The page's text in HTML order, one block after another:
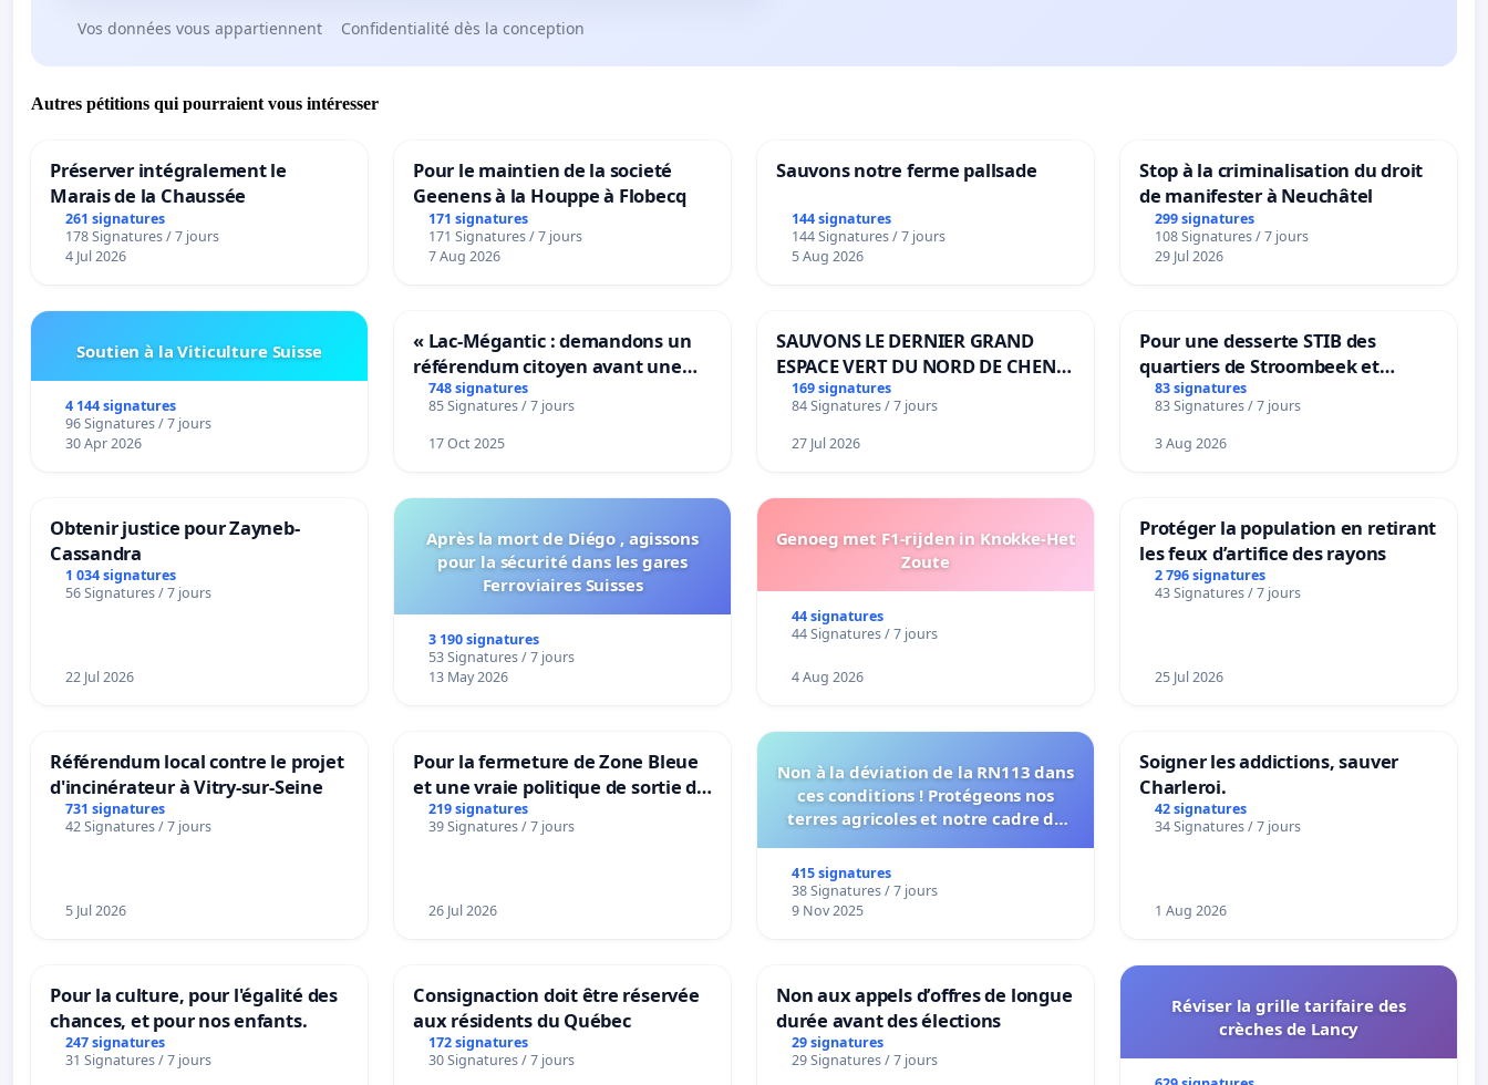
Vos données vous appartiennent Confidentialité dès la conception
Autres pétitions qui pourraient vous intéresser
Préserver intégralement le
Marais de la Chaussée
261 signatures
178 Signatures / 7 jours
4 Jul 2026
Pour le maintien de la societé
Geenens à la Houppe à Flobecq
171 signatures
171 Signatures / 7 jours
7 Aug 2026
Sauvons notre ferme pallsade
144 signatures
144 Signatures / 7 jours
5 Aug 2026
Stop à la criminalisation du droit
de manifester à Neuchâtel
299 signatures
108 Signatures / 7 jours
29 Jul 2026
Soutien à la Viticulture Suisse
4 144 signatures
96 Signatures / 7 jours
30 Apr 2026
« Lac-Mégantic : demandons un
référendum citoyen avant une
transformation irréversible de
notre territoire »
748 signatures
85 Signatures / 7 jours
17 Oct 2025
SAUVONS LE DERNIER GRAND
ESPACE VERT DU NORD DE CHENE-
BOUGERIES
169 signatures
84 Signatures / 7 jours
27 Jul 2026
Pour une desserte STIB des
quartiers de Stroombeek et
Beauval - Voor een MIVB-
bediening van de wijken
Strombeek en Het Voor
83 signatures
83 Signatures / 7 jours
3 Aug 2026
Obtenir justice pour Zayneb-
Cassandra
1 034 signatures
56 Signatures / 7 jours
22 Jul 2026
Après la mort de Diégo , agissons
pour la sécurité dans les gares
Ferroviaires Suisses
3 190 signatures
53 Signatures / 7 jours
13 May 2026
Genoeg met F1-rijden in Knokke-Het
Zoute
44 signatures
44 Signatures / 7 jours
4 Aug 2026
Protéger la population en retirant
les feux d’artifice des rayons
2 796 signatures
43 Signatures / 7 jours
25 Jul 2026
Référendum local contre le projet
d'incinérateur à Vitry-sur-Seine
731 signatures
42 Signatures / 7 jours
5 Jul 2026
Pour la fermeture de Zone Bleue
et une vraie politique de sortie de
la dépendance
219 signatures
39 Signatures / 7 jours
26 Jul 2026
Non à la déviation de la RN113 dans
ces conditions ! Protégeons nos
terres agricoles et notre cadre de
415 signatures
38 Signatures / 7 jours
9 Nov 2025
Soigner les addictions, sauver
Charleroi.
42 signatures
34 Signatures / 7 jours
1 Aug 2026
Pour la culture, pour l'égalité des
chances, et pour nos enfants.
247 signatures
31 Signatures / 7 jours
Consignaction doit être réservée
aux résidents du Québec
172 signatures
30 Signatures / 7 jours
Non aux appels d’offres de longue
durée avant des élections
29 signatures
29 Signatures / 7 jours
Réviser la grille tarifaire des
crèches de Lancy